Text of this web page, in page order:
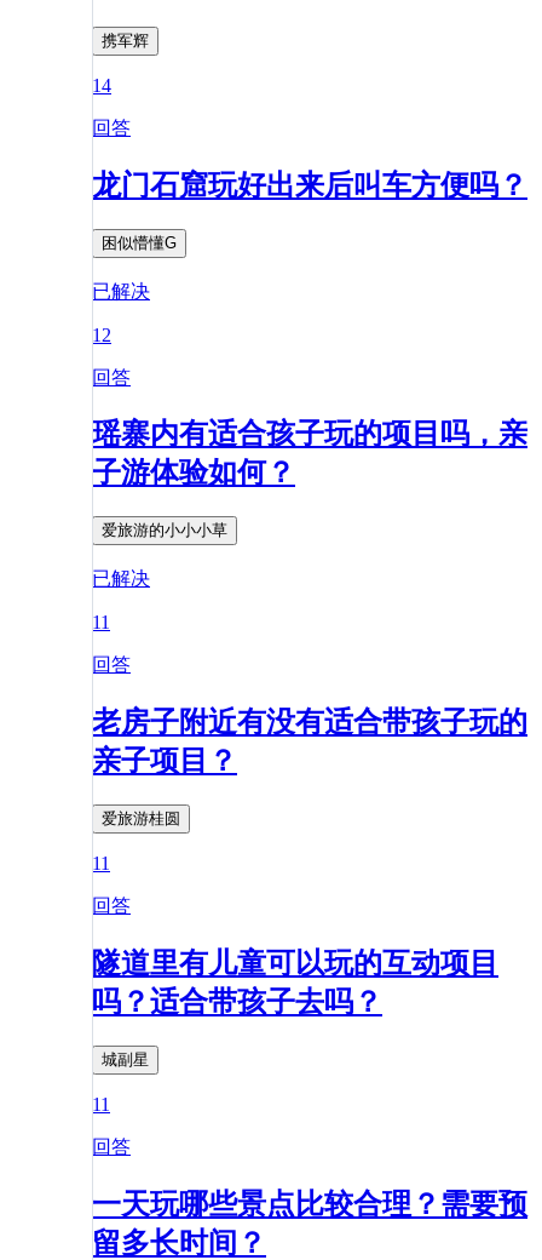
携军辉
14
回答
龙门石窟玩好出来后叫车方便吗？
困似懵懂G
已解决
12
回答
瑶寨内有适合孩子玩的项目吗，亲
子游体验如何？
爱旅游的小小小草
已解决
11
回答
老房子附近有没有适合带孩子玩的
亲子项目？
爱旅游桂圆
11
回答
隧道里有儿童可以玩的互动项目
吗？适合带孩子去吗？
城副星
11
回答
一天玩哪些景点比较合理？需要预
留多长时间？